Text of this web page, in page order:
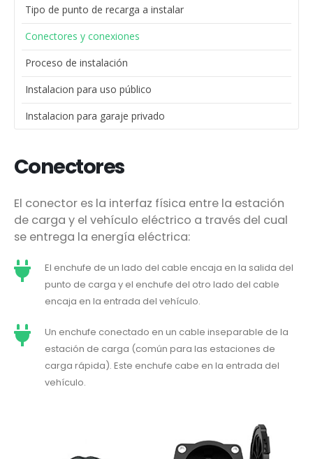
Tipo de punto de recarga a instalar
Conectores y conexiones
Proceso de instalación
Instalacion para uso público
Instalacion para garaje privado
Conectores
El conector es la interfaz física entre la estación
de carga y el vehículo eléctrico a través del cual
se entrega la energía eléctrica:
El enchufe de un lado del cable encaja en la salida del
punto de carga y el enchufe del otro lado del cable
encaja en la entrada del vehículo.
Un enchufe conectado en un cable inseparable de la
estación de carga (común para las estaciones de
carga rápida). Este enchufe cabe en la entrada del
vehículo.